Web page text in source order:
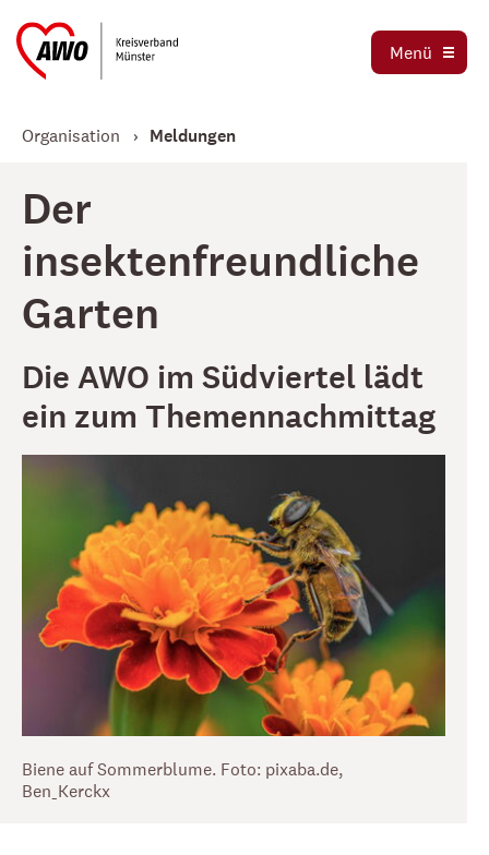
Menü
Ortsvereine
Organisation
Meldungen
Der
insektenfreundliche
Garten
Die AWO im Südviertel lädt
ein zum Themennachmittag
Biene auf Sommerblume. Foto: pixaba.de,
Ben_Kerckx